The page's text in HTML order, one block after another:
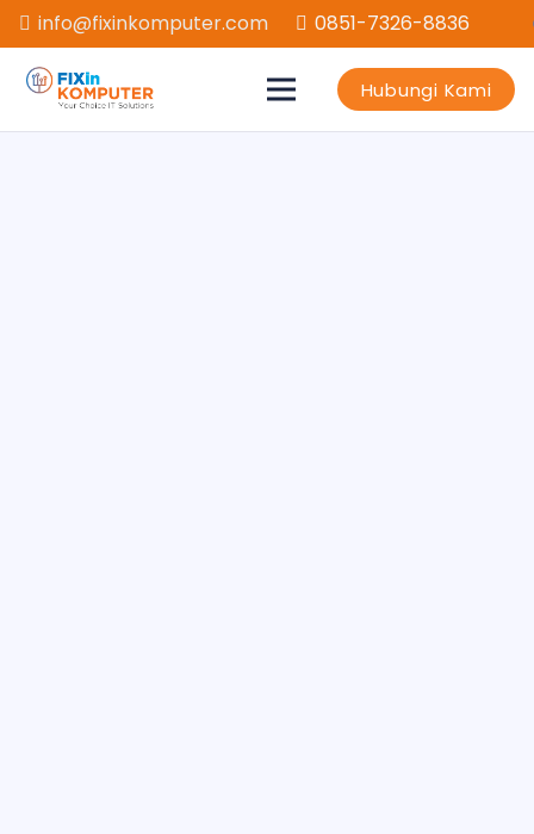
info@fixinkomputer.com 0851-7326-8836
Hubungi Kami